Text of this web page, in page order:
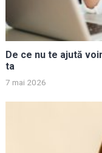
De ce nu te ajută
ta
7 mai 2026